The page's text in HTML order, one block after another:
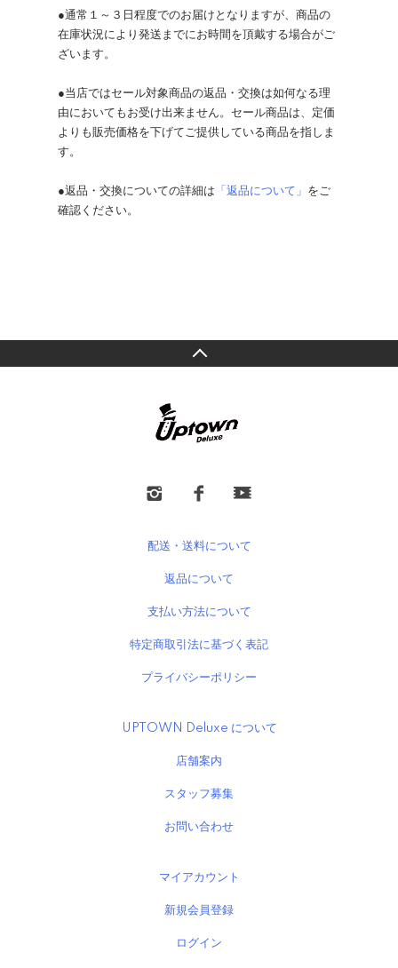
●通常１～３日程度でのお届けとなりますが、商品の
在庫状況により発送までにお時間を頂戴する場合がご
ざいます。
●当店ではセール対象商品の返品・交換は如何なる理
由においてもお受け出来ません。セール商品は、定価
よりも販売価格を下げてご提供している商品を指しま
す。
●返品・交換についての詳細は 「返品について」 をご
確認ください。
配送・送料について
返品について
支払い方法について
特定商取引法に基づく表記
プライバシーポリシー
UPTOWN Deluxe について
店舗案内
スタッフ募集
お問い合わせ
マイアカウント
新規会員登録
ログイン